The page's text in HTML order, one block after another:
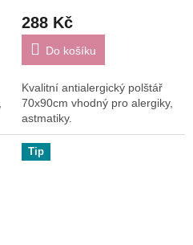
288 Kč
Do košíku
Kvalitní antialergický polštář
70x90cm vhodný pro alergiky,
astmatiky.
Tip